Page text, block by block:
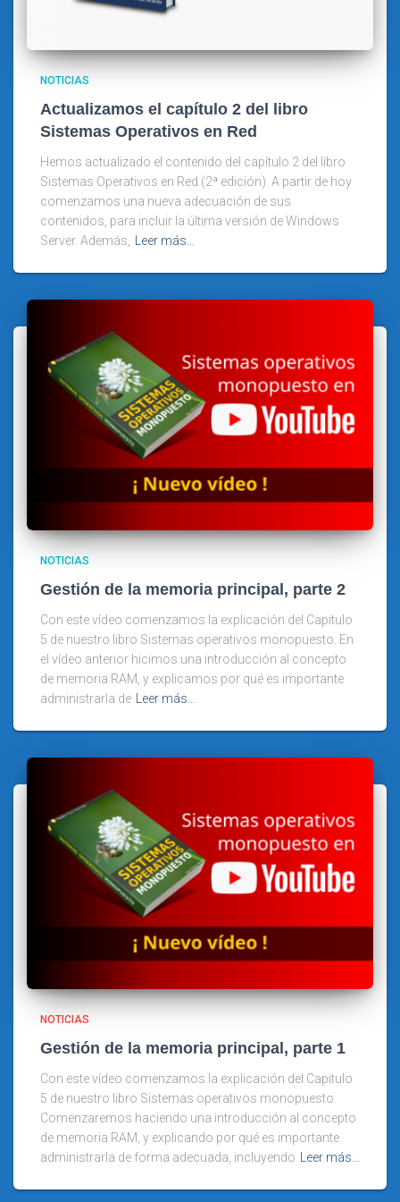
NOTICIAS
Actualizamos el capítulo 2 del libro
Sistemas Operativos en Red
Hemos actualizado el contenido del capítulo 2 del libro
Sistemas Operativos en Red (2ª edición). A partir de hoy
comenzamos una nueva adecuación de sus
contenidos, para incluir la última versión de Windows
Server. Además,
Leer más…
NOTICIAS
Gestión de la memoria principal, parte 2
Con este vídeo comenzamos la explicación del Capitulo
5 de nuestro libro Sistemas operativos monopuesto. En
el vídeo anterior hicimos una introducción al concepto
de memoria RAM, y explicamos por qué es importante
administrarla de Leer más…
NOTICIAS
Gestión de la memoria principal, parte 1
Con este vídeo comenzamos la explicación del Capitulo
5 de nuestro libro Sistemas operativos monopuesto.
Comenzaremos haciendo una introducción al concepto
de memoria RAM, y explicando por qué es importante
administrarla de forma adecuada, incluyendo
Leer más…